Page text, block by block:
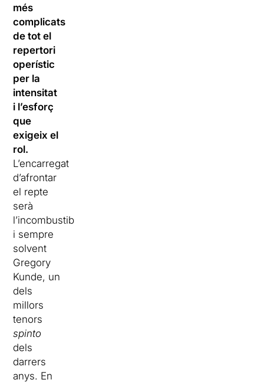
més
complicats
de tot el
repertori
operístic
per la
intensitat
i l’esforç
que
exigeix el
rol.
L’encarregat
d’afrontar
el repte
serà
l’incombustible
i sempre
solvent
Gregory
Kunde, un
dels
millors
tenors
spinto
dels
darrers
anys. En